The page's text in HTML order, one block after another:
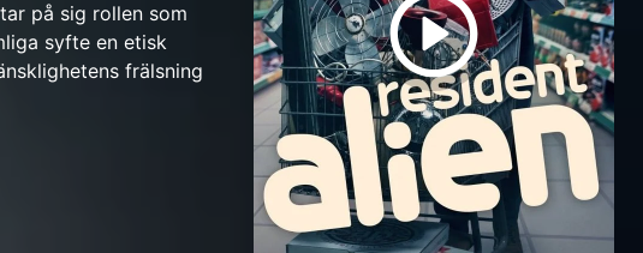
på sig rollen som
syfte en etisk
frälsning